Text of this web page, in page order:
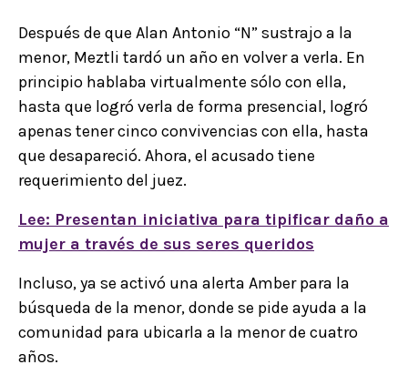
Después de que Alan Antonio “N” sustrajo a la
menor, Meztli tardó un año en volver a verla. En
principio hablaba virtualmente sólo con ella,
hasta que logró verla de forma presencial, logró
apenas tener cinco convivencias con ella, hasta
que desapareció. Ahora, el acusado tiene
requerimiento del juez.
Lee: Presentan iniciativa para tipificar daño a
mujer a través de sus seres queridos
Incluso, ya se activó una alerta Amber para la
búsqueda de la menor, donde se pide ayuda a la
comunidad para ubicarla a la menor de cuatro
años.